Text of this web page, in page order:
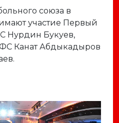
союза в
участие Первый
Нурдин Букуев,
Канат Абдыкадыров